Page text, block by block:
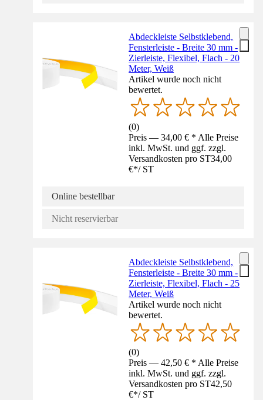
Abdeckleiste Selbstklebend,
Fensterleiste - Breite 30 mm -
Zierleiste, Flexibel, Flach - 20
Meter, Weiß
Artikel wurde noch nicht
bewertet.
(0)
Preis — 34,00 € * Alle Preise
inkl. MwSt. und ggf. zzgl.
Versandkosten pro ST34,00
€*/ ST
Online bestellbar
Nicht reservierbar
Abdeckleiste Selbstklebend,
Fensterleiste - Breite 30 mm -
Zierleiste, Flexibel, Flach - 25
Meter, Weiß
Artikel wurde noch nicht
bewertet.
(0)
Preis — 42,50 € * Alle Preise
inkl. MwSt. und ggf. zzgl.
Versandkosten pro ST42,50
€*/ ST